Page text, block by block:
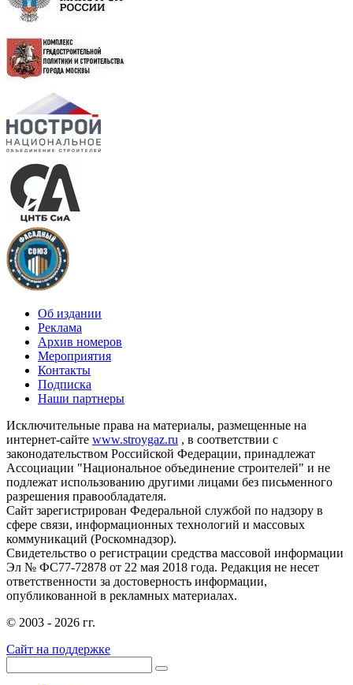
Об издании
Реклама
Архив номеров
Мероприятия
Контакты
Подписка
Наши партнеры
Исключительные права на материалы, размещенные на
интернет-сайте www.stroygaz.ru , в соответствии с
законодательством Российской Федерации, принадлежат
Ассоциации "Национальное объединение строителей" и не
подлежат использованию другими лицами без письменного
разрешения правообладателя.
Сайт зарегистрирован Федеральной службой по надзору в
сфере связи, информационных технологий и массовых
коммуникаций (Роскомнадзор).
Свидетельство о регистрации средства массовой информации
Эл № ФС77-72878 от 22 мая 2018 года. Редакция не несет
ответственности за достоверность информации,
опубликованной в рекламных материалах.
© 2003 - 2026 гг.
Сайт на поддержке